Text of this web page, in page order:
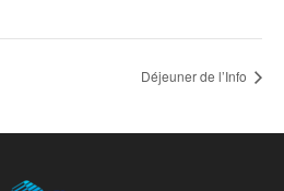
Déjeuner de l’Info